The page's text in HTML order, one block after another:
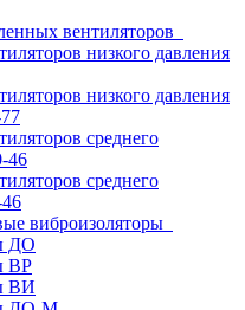
вентиляторов
низкого давления
низкого давления
среднего
46
среднего
виброизоляторы
ДО
ВР
ВИ